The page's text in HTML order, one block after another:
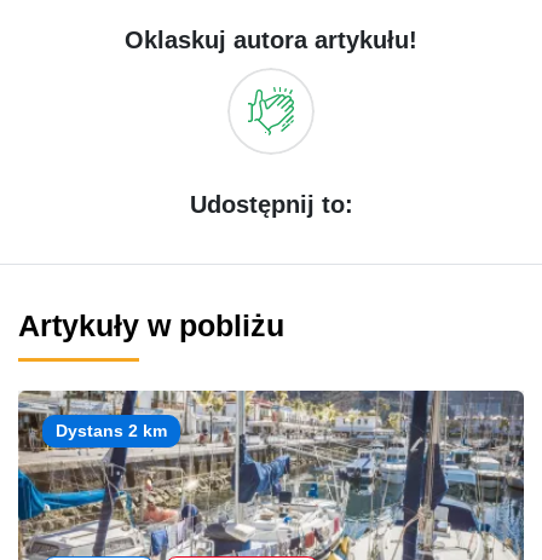
Oklaskuj autora artykułu!
Udostępnij to:
Artykuły w pobliżu
Dystans 2 km